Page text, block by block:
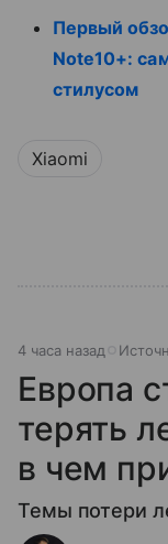
Первый
Note10+:
стилусом
Xiaomi
4 часа назад
Европа
терять
в чем
Темы потери